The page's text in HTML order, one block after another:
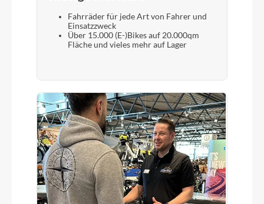
Schalthebel
Bremshebel
Clarks Clout 1
Steuersatz
CUBE FPH863, Semi-Integrated
Fahrräder für jede Art von Fahrer und
Einsatzzweck
Über 15.000 (E-)Bikes auf 20.000qm
Fläche und vieles mehr auf Lager